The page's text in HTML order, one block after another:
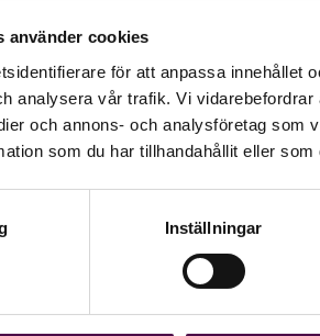
använder cookies
för att anpassa innehållet
analysera vår trafik. Vi
och annons- och analysföretag som
som du har tillhandahållit eller
Inställningar